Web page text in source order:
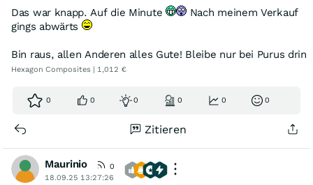
Das war knapp. Auf die Minute
Nach meinem Verkauf
gings abwärts
Bin raus, allen Anderen alles Gute! Bleibe nur bei Purus drin
Hexagon Composites | 1,012 €
0 0 0 0 0 0
Zitieren
Maurinio
0
18.09.25 13:27:26